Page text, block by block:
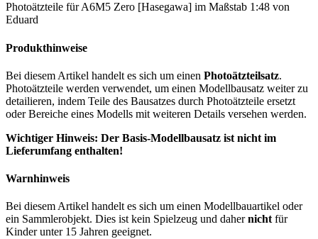
Photoätzteile für A6M5 Zero [Hasegawa] im Maßstab 1:48 von
Eduard
Produkthinweise
Bei diesem Artikel handelt es sich um einen Photoätzteilsatz.
Photoätzteile werden verwendet, um einen Modellbausatz weiter zu
detailieren, indem Teile des Bausatzes durch Photoätzteile ersetzt
oder Bereiche eines Modells mit weiteren Details versehen werden.
Wichtiger Hinweis: Der Basis-Modellbausatz ist nicht im
Lieferumfang enthalten!
Warnhinweis
Bei diesem Artikel handelt es sich um einen Modellbauartikel oder
ein Sammlerobjekt. Dies ist kein Spielzeug und dahernicht für
Kinder unter 15 Jahren geeignet.